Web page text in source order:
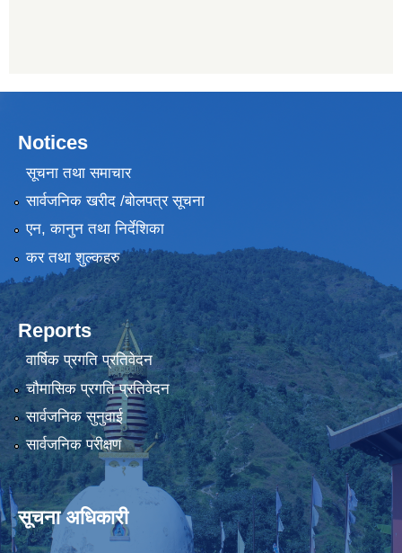
Notices
सूचना तथा समाचार
सार्वजनिक खरीद /बोलपत्र सूचना
एन, कानुन तथा निर्देशिका
कर तथा शुल्कहरु
Reports
वार्षिक प्रगति प्रतिवेदन
चौमासिक प्रगति प्रतिवेदन
सार्वजनिक सुनुवाई
सार्वजनिक परीक्षण
सूचना अधिकारी